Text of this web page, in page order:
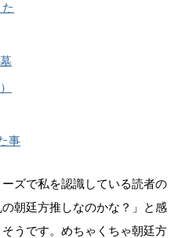
事
ズで私を認識している読者の
朝廷方推しなのかな？」と感
うです。めちゃくちゃ朝廷方